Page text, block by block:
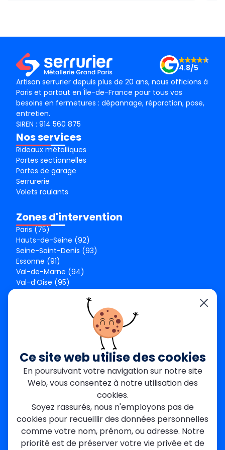
Artisan serrurier depuis plus de 20 ans, nous officions à
Paris et partout en Île-de-France pour tous vos
besoins en fermetures : dépannage, réparation, pose,
entretien.
4.8/5
SIREN : 914 560 875
Nos services
Rideaux métalliques
Portes sectionnelles
Portes de garage
Serrurerie
Volets roulants
Zones d'intervention
Paris (75)
Hauts-de-Seine (92)
Seine-Saint-Denis (93)
Essonne (91)
Val-de-Marne (94)
Val-d’Oise (95)
Seine-Saint-Denis
Garges-lès-Gonesse
Val-de-Marne
Dourdan
Mantes-la-Jolie
Créteil
Seine-et-Marne
Ce site web utilise des cookies
En poursuivant votre navigation sur notre site
Web, vous consentez à notre utilisation des
cookies.
Soyez rassurés, nous n'employons pas de
cookies pour recueillir des données personnelles
comme votre nom, prénom, ou adresse. Notre
priorité est de préserver votre vie privée et de